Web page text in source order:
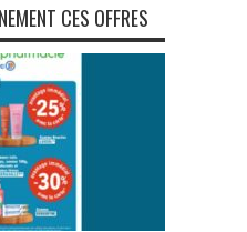
CES OFFRES